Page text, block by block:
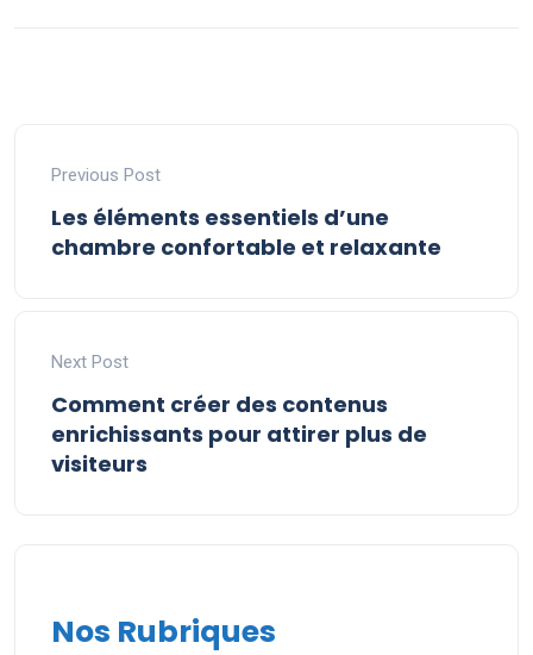
Previous Post
Les éléments essentiels d’une
chambre confortable et relaxante
Next Post
Comment créer des contenus
enrichissants pour attirer plus de
visiteurs
Nos Rubriques